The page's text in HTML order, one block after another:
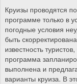
Круизы проводятся
программе только в
погодные условия
быть
известность
программа
выполнена и
варианты круиза. В